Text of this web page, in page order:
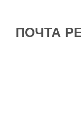
ПОЧТА